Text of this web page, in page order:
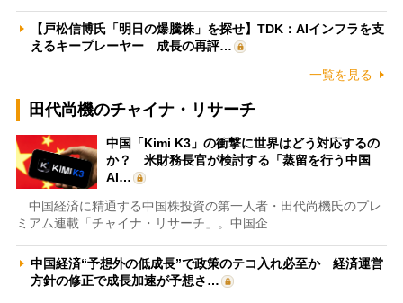
【戸松信博氏「明日の爆騰株」を探せ】TDK：AIインフラを支
えるキープレーヤー 成長の再評…
一覧を見る
田代尚機のチャイナ・リサーチ
中国「Kimi K3」の衝撃に世界はどう対応するの
か？ 米財務長官が検討する「蒸留を行う中国
AI…
中国経済に精通する中国株投資の第一人者・田代尚機氏のプレ
ミアム連載「チャイナ・リサーチ」。中国企…
中国経済“予想外の低成長”で政策のテコ入れ必至か 経済運営
方針の修正で成長加速が予想さ…